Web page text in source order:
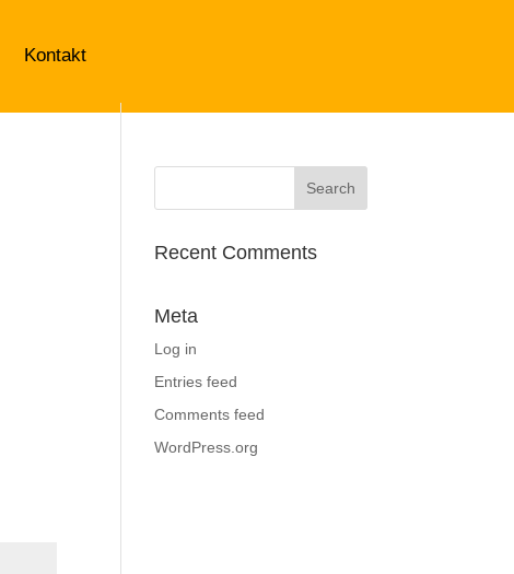
Kontakt
Recent Comments
Meta
Log in
Entries feed
Comments feed
WordPress.org